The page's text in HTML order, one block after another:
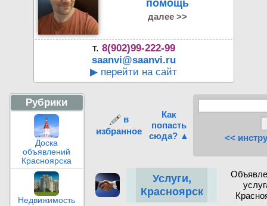
далее >>
т. 8(902)99-222-99
saanvi@saanvi.ru
▶ перейти на сайт
Рубрики
Доска
объявлений
Красноярска
Недвижимость
в
избранное
Как
попасть
сюда? ▲
<<
Услуги,
Красноярск